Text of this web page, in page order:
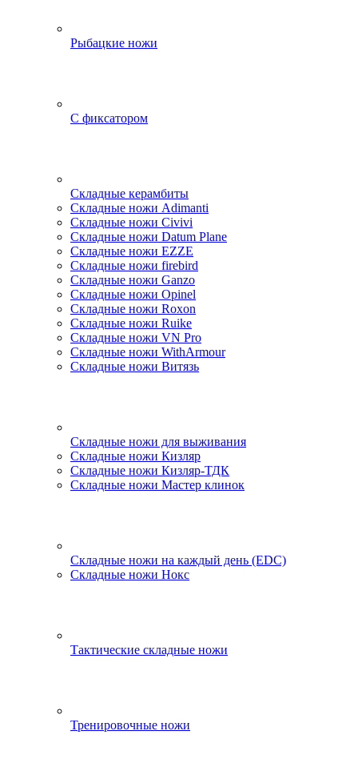
Рыбацкие ножи
С фиксатором
Складные керамбиты
Складные ножи Adimanti
Складные ножи Civivi
Складные ножи Datum Plane
Складные ножи EZZE
Складные ножи firebird
Складные ножи Ganzo
Складные ножи Opinel
Складные ножи Roxon
Складные ножи Ruike
Складные ножи VN Pro
Складные ножи WithArmour
Складные ножи Витязь
Складные ножи для выживания
Складные ножи Кизляр
Складные ножи Кизляр-ТДК
Складные ножи Мастер клинок
Складные ножи на каждый день (EDC)
Складные ножи Нокс
Тактические складные ножи
Тренировочные ножи